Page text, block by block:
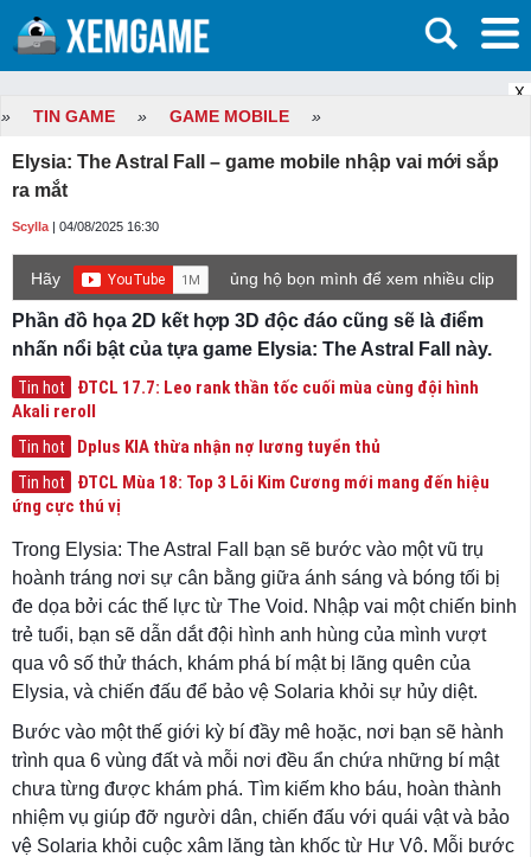
X
» TIN GAME » GAME MOBILE »
Elysia: The Astral Fall – game mobile nhập vai mới sắp
ra mắt
Scylla | 04/08/2025 16:30
Hãy
ủng hộ bọn mình để xem nhiều clip
game mới hơn nhé!
Phần đồ họa 2D kết hợp 3D độc đáo cũng sẽ là điểm
nhấn nổi bật của tựa game Elysia: The Astral Fall này.
Tin hot
ĐTCL 17.7: Leo rank thần tốc cuối mùa cùng đội hình
Akali reroll
Tin hot Dplus KIA thừa nhận nợ lương tuyển thủ
Tin hot
ĐTCL Mùa 18: Top 3 Lõi Kim Cương mới mang đến hiệu
ứng cực thú vị
Trong Elysia: The Astral Fall bạn sẽ bước vào một vũ trụ
hoành tráng nơi sự cân bằng giữa ánh sáng và bóng tối bị
đe dọa bởi các thế lực từ The Void. Nhập vai một chiến binh
trẻ tuổi, bạn sẽ dẫn dắt đội hình anh hùng của mình vượt
qua vô số thử thách, khám phá bí mật bị lãng quên của
Elysia, và chiến đấu để bảo vệ Solaria khỏi sự hủy diệt.
Bước vào một thế giới kỳ bí đầy mê hoặc, nơi bạn sẽ hành
trình qua 6 vùng đất và mỗi nơi đều ẩn chứa những bí mật
chưa từng được khám phá. Tìm kiếm kho báu, hoàn thành
nhiệm vụ giúp đỡ người dân, chiến đấu với quái vật và bảo
vệ Solaria khỏi cuộc xâm lăng tàn khốc từ Hư Vô. Mỗi bước